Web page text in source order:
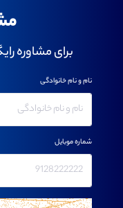
برای مشاوره
نام و نام خانوادگی
شماره موبایل